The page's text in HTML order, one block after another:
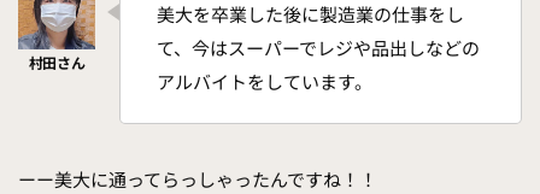
美大を卒業した後に製造業の仕事をし
て、今はスーパーでレジや品出しなどの
アルバイトをしています。
ーー美大に通ってらっしゃったんですね！！